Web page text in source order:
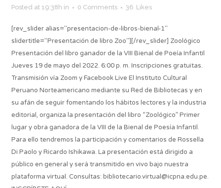
Posted at 19:38h in 0 Comments 36 Likes
[rev_slider alias="presentacion-de-libros-bienal-1"
slidertitle="Presentación de libro Zoo"][/rev_slider] Zoológico
Presentación del libro ganador de la VIII Bienal de Poeía Infantil
Jueves 19 de mayo del 2022. 6:00 p. m. Inscripciones gratuitas.
Transmisión vía Zoom y Facebook Live El Instituto Cultural
Peruano Norteamericano mediante su Red de Bibliotecas y en
su afán de seguir fomentando los hábitos lectores y la industria
editorial, organiza la presentación del libro “Zoológico” Primer
lugar y obra ganadora de la VIII de la Bienal de Poesía Infantil.
Para ello tendremos la participación y comentarios de Rossella
Di Paolo y Ricardo Ishikawa. La presentación está dirigido a
público en general y será transmitido en vivo bajo nuestra
plataforma virtual. Consultas: bibliotecario.virtual@icpna.edu.pe.